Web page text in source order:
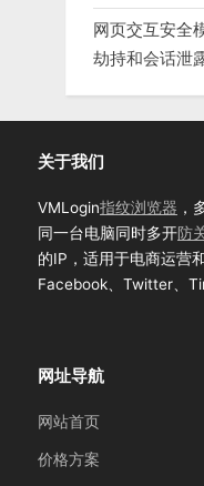
网页交互安全
劫持和会话泄
关于我们
VMLogin指纹浏览器 ，
同一台电脑同时多开防
的IP，适用于电商运营
Facebook、Twitter、
网址导航
网站首页
价格方案